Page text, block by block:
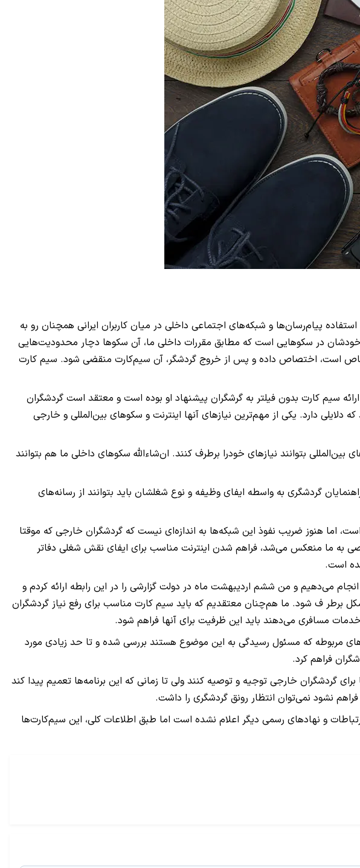
پیام‌رسان‌ها و شبکه‌های اجتماعی داخلی در میان کاربران ایرانی همچنان رو به
خودشان در سکوهایی است که مطابق مقررات داخلی ما، آن سکوها دچار محدودیت‌هایی
است، اختصاص داده و پس از خروج گردشگر، آن سیم‌کارت منقضی شود. سیم کارت
سیم کارت بدون فیلتر به گرشگران پیشنهاد او بوده است و معتقد است گردشگران
دارد. یکی از مهم‌ترین نیازهای آنها اینترنت و سکوهای بین‌المللی و خارجی
بین‌المللی بتوانند نیازهای خودرا برطرف کنند. ان‌شاء‌الله سکوهای داخلی ما هم بتوانند
گردشگری به واسطه ایفای وظیفه و نوع شغلشان باید بتوانند از رسانه‌های
اما هنوز ضریب نفوذ این شبکه‌ها به اندازه‌ای نیست که گردشگران خارجی که موقتا
ما منعکس می‌شد، فراهم شدن اینترنت مناسب برای ایفای نقش شغلی دفاتر
است.
می‌دهیم و من ششم اردیبهشت ماه در دولت گزارشی را در این رابطه ارائه کردم و
برطر ف شود. ما هم‌چنان معتقدیم که باید سیم کارت مناسب برای رفع نیاز گردشگران
مسافری می‌دهند باید این ظرفیت برای آنها فراهم شود.
مربوطه که مسئول رسیدگی به این موضوع هستند بررسی شده و تا حد زیادی مورد
فراهم کرد.
گردشگران خارجی توجیه و توصیه کنند ولی تا زمانی که این برنامه‌ها تعمیم پیدا کند
نشود نمی‌توان انتظار رونق گردشگری را داشت.
و نهادهای رسمی دیگر اعلام نشده است اما طبق اطلاعات کلی، این سیم‌کارت‌ها